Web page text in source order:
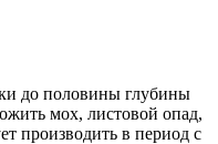
до половины глубины
мох, листовой опад,
производить в период с